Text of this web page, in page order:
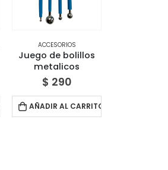
ACCESORIOS
Juego de bolillos
metalicos
$ 290
AÑADIR AL CARRITO